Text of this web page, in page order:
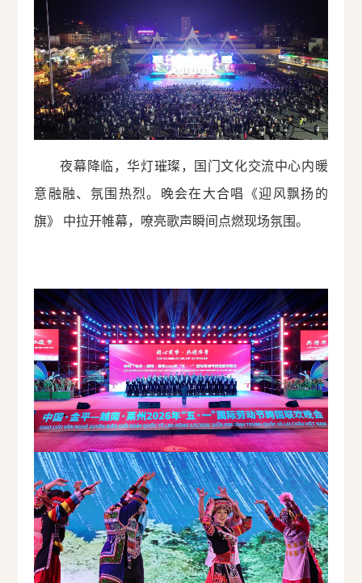
夜幕降临，华灯璀璨，国门文化交流中心内暖
意融融、氛围热烈。晚会在大合唱《迎风飘扬的
旗》 中拉开帷幕，嘹亮歌声瞬间点燃现场氛围。